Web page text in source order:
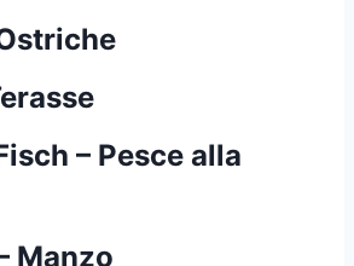
– Pesce alla
Manzo